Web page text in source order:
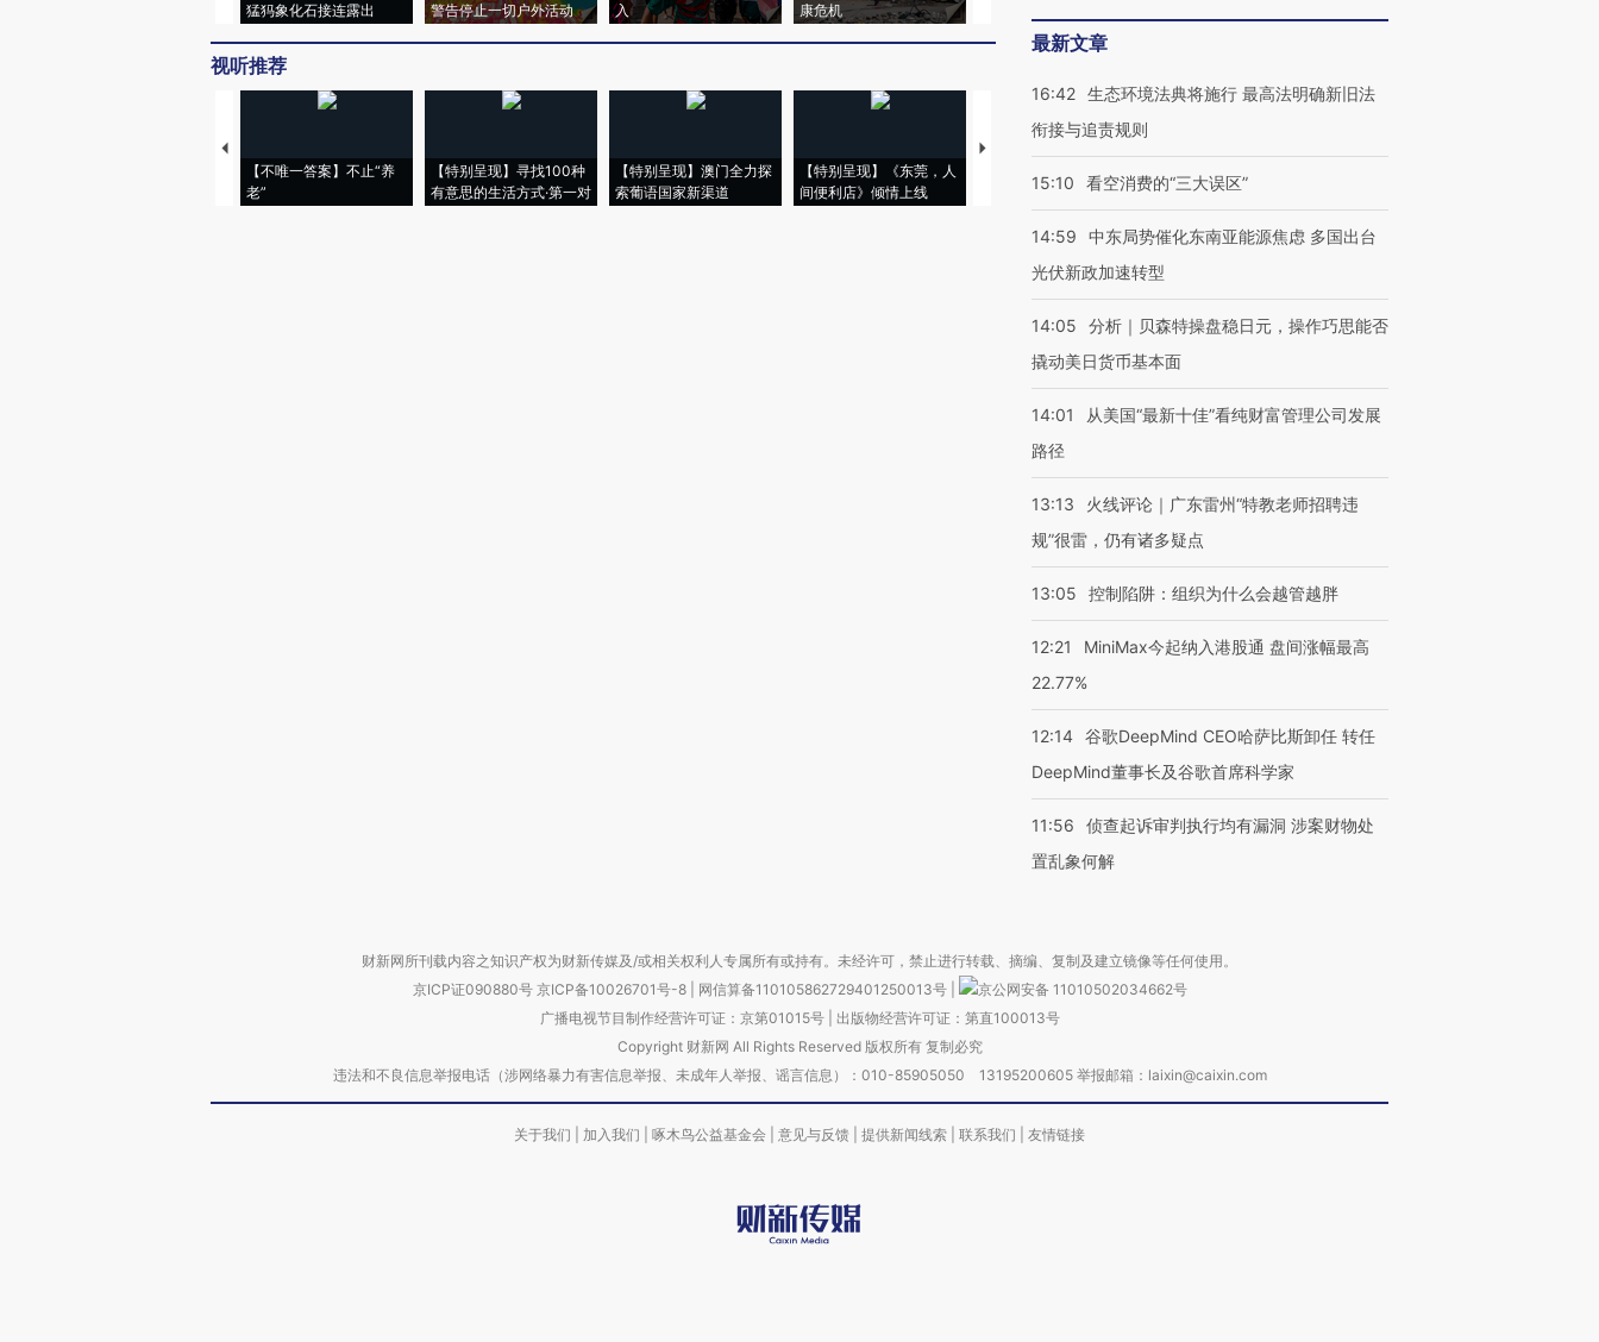
猛犸象化石接连露出
警告停止一切户外活动
入
康危机
视听推荐
【不唯一答案】不止“养
老”
【特别呈现】寻找100种
有意思的生活方式·第一对
【特别呈现】澳门全力探
索葡语国家新渠道
【特别呈现】《东莞，人
间便利店》倾情上线
【推广】走进第四届链博
会，让数智科技“链”接产
【特别呈现】寻找100种
有意思的生活方式·第三对
最新文章
16:42 生态环境法典将施行 最高法明确新旧法
衔接与追责规则
15:10 看空消费的“三大误区”
14:59
中东局势催化东南亚能源焦虑 多国出台
光伏新政加速转型
14:05
分析｜贝森特操盘稳日元，操作巧思能否
撬动美日货币基本面
14:01
从美国“最新十佳”看纯财富管理公司发展
路径
13:13
火线评论｜广东雷州“特教老师招聘违
规”很雷，仍有诸多疑点
13:05 控制陷阱：组织为什么会越管越胖
12:21
MiniMax今起纳入港股通 盘间涨幅最高
22.77%
12:14 谷歌DeepMind CEO哈萨比斯卸任 转任
DeepMind董事长及谷歌首席科学家
11:56
侦查起诉审判执行均有漏洞 涉案财物处
置乱象何解
财新网所刊载内容之知识产权为财新传媒及/或相关权利人专属所有或持有。未经许可，禁止进行转载、摘编、复制及建立镜像等任何使用。
京ICP证090880号 京ICP备10026701号-8 网信算备110105862729401250013号
京公网安备 11010502034662号
广播电视节目制作经营许可证：京第01015号| 出版物经营许可证：第直100013号
Copyright 财新网 All Rights Reserved 版权所有 复制必究
违法和不良信息举报电话（涉网络暴力有害信息举报、未成年人举报、谣言信息）：010-85905050 13195200605 举报邮箱：laixin@caixin.com
关于我们 加入我们 啄木鸟公益基金会 意见与反馈 提供新闻线索 联系我们 友情链接